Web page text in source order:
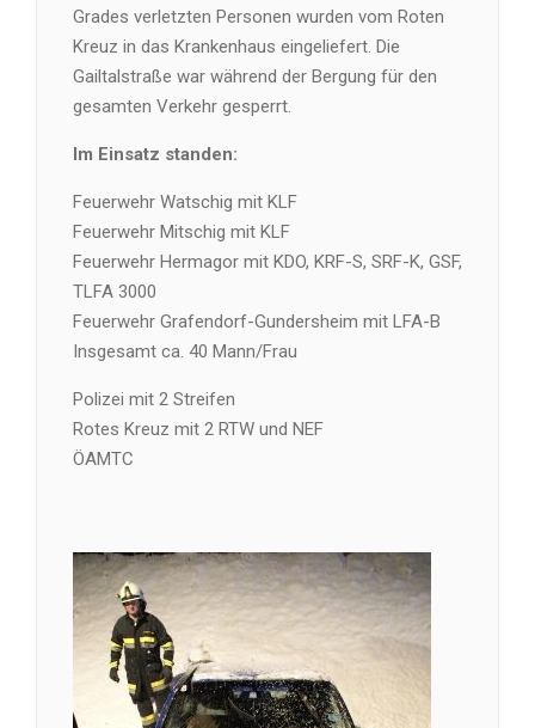
Grades verletzten Personen wurden vom Roten
Kreuz in das Krankenhaus eingeliefert. Die
Gailtalstraße war während der Bergung für den
gesamten Verkehr gesperrt.
Im Einsatz standen:
Feuerwehr Watschig mit KLF
Feuerwehr Mitschig mit KLF
Feuerwehr Hermagor mit KDO, KRF-S, SRF-K, GSF,
TLFA 3000
Feuerwehr Grafendorf-Gundersheim mit LFA-B
Insgesamt ca. 40 Mann/Frau
Polizei mit 2 Streifen
Rotes Kreuz mit 2 RTW und NEF
ÖAMTC